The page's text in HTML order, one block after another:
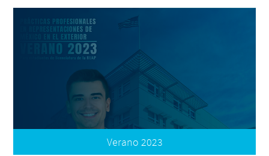
Términos de Participación
Plataforma de Registro
Verano 2023